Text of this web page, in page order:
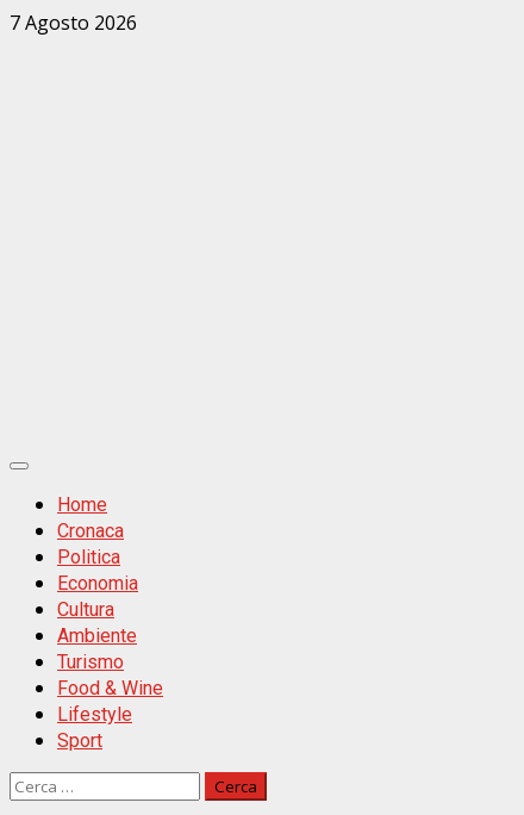
Zum
7 Agosto 2026
Primäres
MenüHome
Cronaca
Politica
Economia
Cultura
Ambiente
Turismo
Food & Wine
Lifestyle
Sport
Ricerca